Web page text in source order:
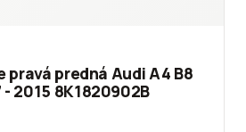
predná Audi A4 B8
2015 8K1820902B